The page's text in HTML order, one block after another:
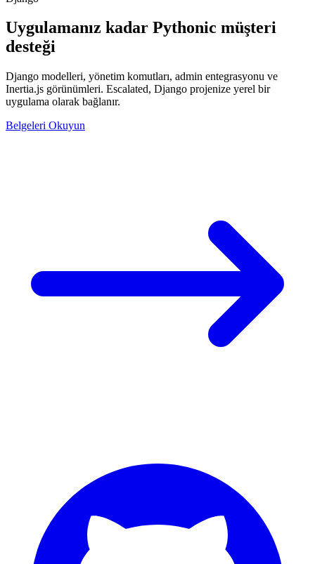
Uygulamanız kadar Pythonic müşteri
desteği
Django modelleri, yönetim komutları, admin entegrasyonu ve
Inertia.js görünümleri. Escalated, Django projenize yerel bir
uygulama olarak bağlanır.
Belgeleri Okuyun